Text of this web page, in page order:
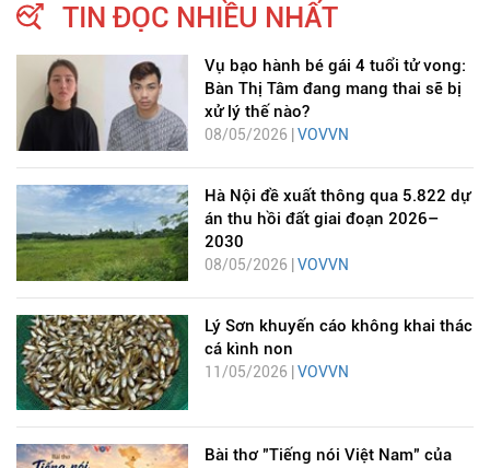
TIN ĐỌC NHIỀU NHẤT
Vụ bạo hành bé gái 4 tuổi tử vong:
Bàn Thị Tâm đang mang thai sẽ bị
xử lý thế nào?
08/05/2026 | VOVVN
Hà Nội đề xuất thông qua 5.822 dự
án thu hồi đất giai đoạn 2026–
2030
08/05/2026 | VOVVN
Lý Sơn khuyến cáo không khai thác
cá kình non
11/05/2026 | VOVVN
Bài thơ "Tiếng nói Việt Nam" của